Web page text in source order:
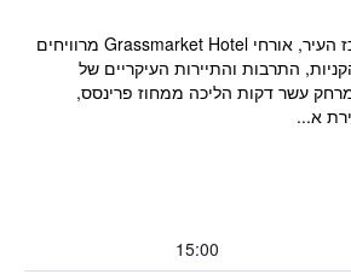
עם מיקום אידיאלי במרכז העיר, אורחי Grassmarket Hotel מרוויחים
התרבות והתיירות העיקריים של
עשר דקות הליכה ממחוז פרינסס,
א...
15:00